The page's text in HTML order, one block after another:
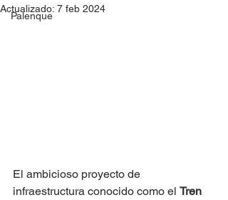
Palenque
Actualizado: 7 feb 2024
El ambicioso proyecto de
infraestructura conocido como el Tren